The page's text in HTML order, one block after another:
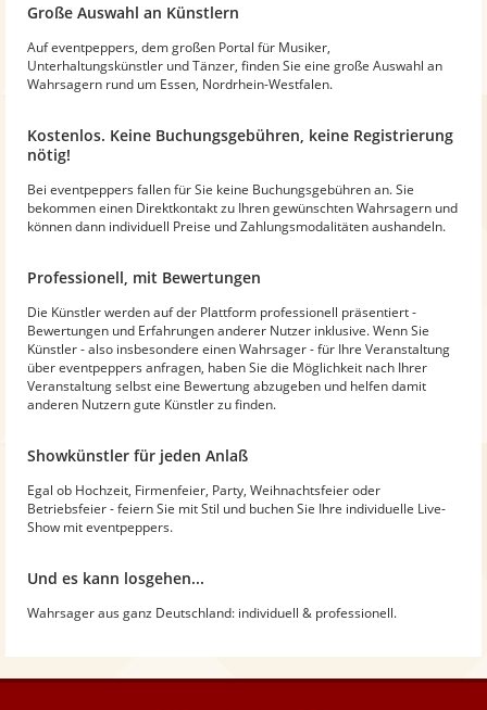
Große Auswahl an Künstlern
Auf eventpeppers, dem großen Portal für Musiker,
Unterhaltungskünstler und Tänzer, finden Sie eine große Auswahl an
Wahrsagern rund um Essen, Nordrhein-Westfalen.
Kostenlos. Keine Buchungsgebühren, keine Registrierung
nötig!
Bei eventpeppers fallen für Sie keine Buchungsgebühren an. Sie
bekommen einen Direktkontakt zu Ihren gewünschten Wahrsagern und
können dann individuell Preise und Zahlungsmodalitäten aushandeln.
Professionell, mit Bewertungen
Die Künstler werden auf der Plattform professionell präsentiert -
Bewertungen und Erfahrungen anderer Nutzer inklusive. Wenn Sie
Künstler - also insbesondere einen Wahrsager - für Ihre Veranstaltung
über eventpeppers anfragen, haben Sie die Möglichkeit nach Ihrer
Veranstaltung selbst eine Bewertung abzugeben und helfen damit
anderen Nutzern gute Künstler zu finden.
Showkünstler für jeden Anlaß
Egal ob Hochzeit, Firmenfeier, Party, Weihnachtsfeier oder
Betriebsfeier - feiern Sie mit Stil und buchen Sie Ihre individuelle Live-
Show mit eventpeppers.
Und es kann losgehen...
Wahrsager aus ganz Deutschland: individuell & professionell.